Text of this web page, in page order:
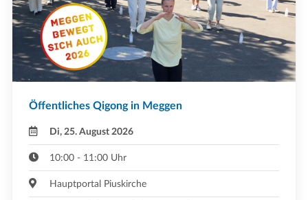
Öffentliches Qigong in Meggen
Di, 25. August 2026
10:00 - 11:00 Uhr
Hauptportal Piuskirche